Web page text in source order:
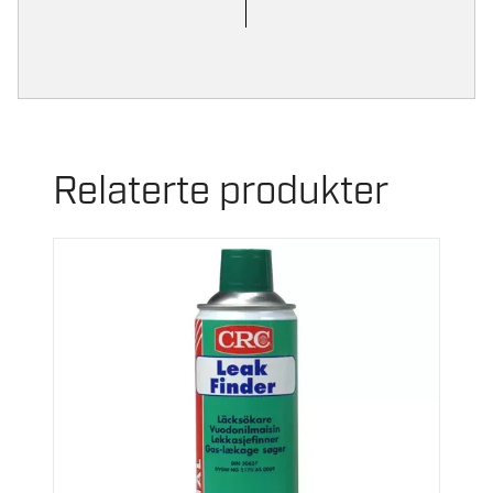
Relaterte produkter